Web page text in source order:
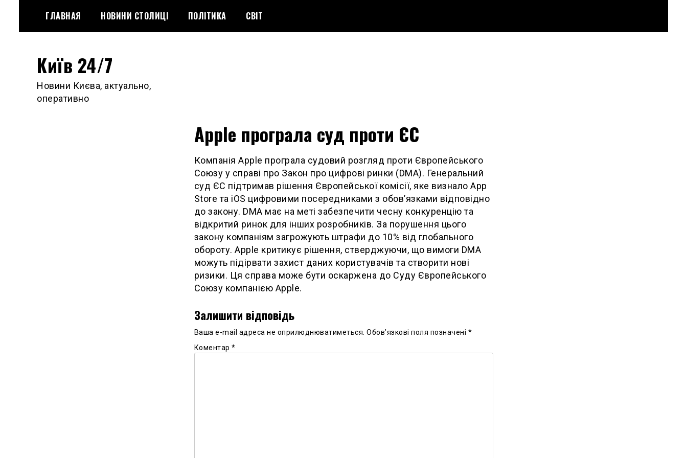
content
ГЛАВНАЯ НОВИНИ СТОЛИЦІ ПОЛІТИКА СВІТ
Київ 24/7
Новини Києва, актуально,
оперативно
Apple програла суд проти ЄС
Компанія Apple програла судовий розгляд проти Європейського
Союзу у справі про Закон про цифрові ринки (DMA). Генеральний
суд ЄС підтримав рішення Європейської комісії, яке визнало App
Store та iOS цифровими посередниками з обов’язками відповідно
до закону. DMA має на меті забезпечити чесну конкуренцію та
відкритий ринок для інших розробників. За порушення цього
закону компаніям загрожують штрафи до 10% від глобального
обороту. Apple критикує рішення, стверджуючи, що вимоги DMA
можуть підірвати захист даних користувачів та створити нові
ризики. Ця справа може бути оскаржена до Суду Європейського
Союзу компанією Apple.
Залишити відповідь
Ваша e-mail адреса не оприлюднюватиметься. Обов’язкові поля позначені *
Коментар *